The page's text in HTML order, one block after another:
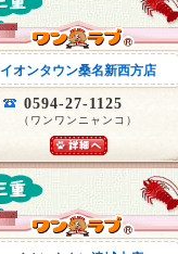
イオンタウン桑名新西方店
0594-27-1125
（ワンワンニャンコ）